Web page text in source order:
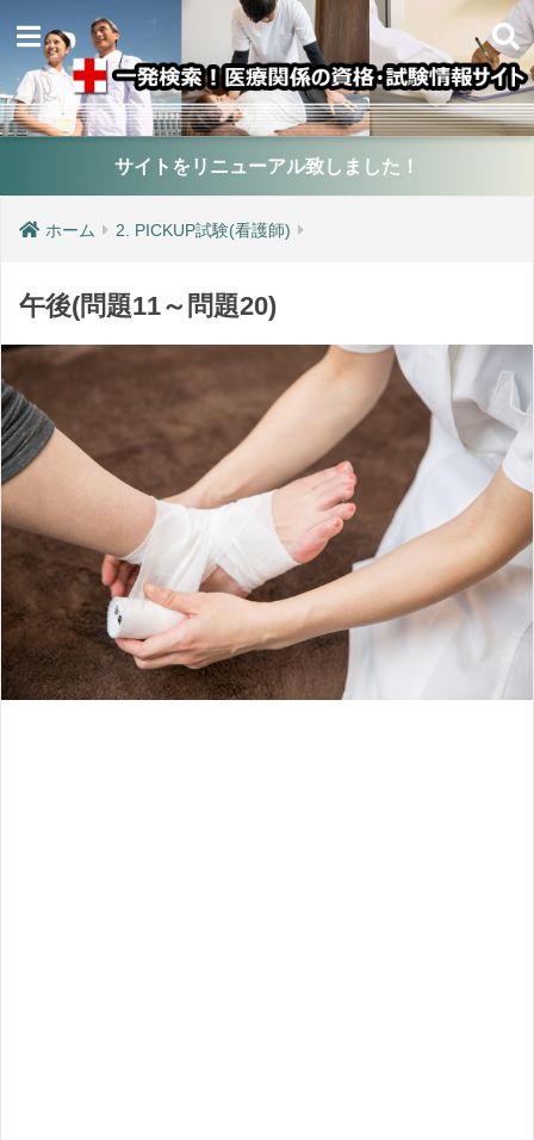
サイトをリニューアル致しました！
ホーム 2. PICKUP試験(看護師)
午後(問題11～問題20)